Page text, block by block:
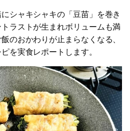
シャキシャキの「豆苗」を巻き
ラストが生まれボリュームも満
のおかわりが止まらなくなる、
を実食レポートします。